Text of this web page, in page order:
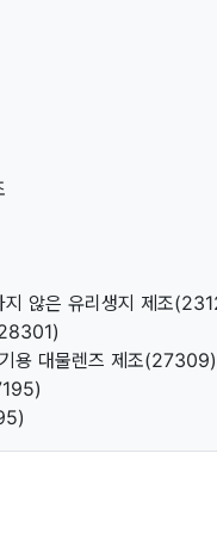
지 않은 유리생지 제조
용 대물렌즈 제조(27309)